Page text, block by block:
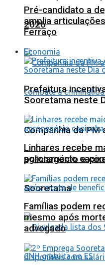
2026
Companhia da PM
policiamento e
Sooretama
Pré-candidato a
amplia
Ferraço
Economia
Prefeitura
Sooretama neste
Linhares recebe
agronegócio
Famílias podem
mesmo após
advogado